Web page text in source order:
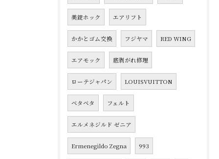
美錠ホック エアリフト
かかとゴム交換 フジヤマ RED WING
エアモック 底剥がれ修理
ローテジャパン LOUISVUITTON
ベタベタ フェルト
エルメネジルド ゼニア
Ermenegildo Zegna 993